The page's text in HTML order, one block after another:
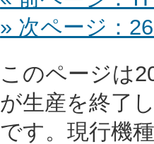
» 次ページ：
このページは
が生産を終了
です。現行機